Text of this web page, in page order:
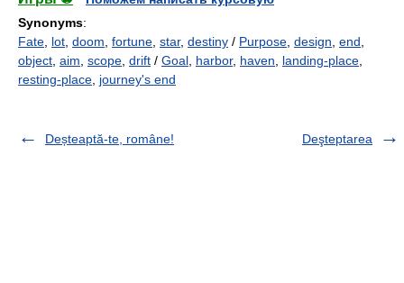
Synonyms:
Fate lot doom fortune star, destiny / Purpose design end
object aim scope drift / Goal harbor, haven landing-place
resting-place journey's end
Deșteaptă-te, române! Deşteptarea